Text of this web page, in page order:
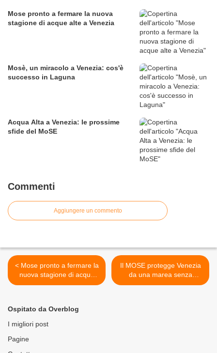
Mose pronto a fermare la nuova
stagione di acque alte a Venezia
Mosè, un miracolo a Venezia: cos'è
successo in Laguna
Acqua Alta a Venezia: le prossime
sfide del MoSE
Commenti
Aggiungere un commento
< Mose pronto a fermare la
nuova stagione di acque
alte a Venezia
Il MOSE protegge Venezia
da una marea senza
precedenti >
Ospitato da Overblog
I migliori post
Pagine